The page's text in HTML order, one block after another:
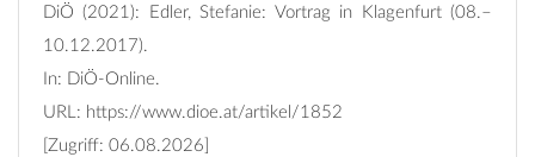
DiÖ (2021): Edler, Stefanie: Vortrag in Klagenfurt (08.–
10.12.2017).
In: DiÖ-Online.
URL: https://www.dioe.at/artikel/1852
[Zugriff: 06.08.2026]